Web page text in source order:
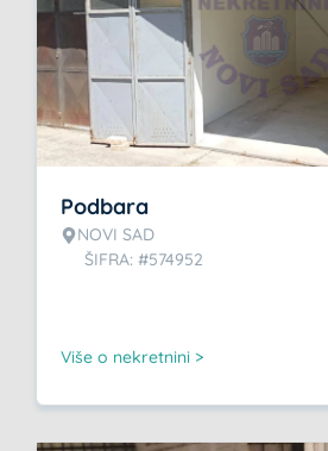
Podbara
NOVI SAD
ŠIFRA: #574952
Više o nekretnini >